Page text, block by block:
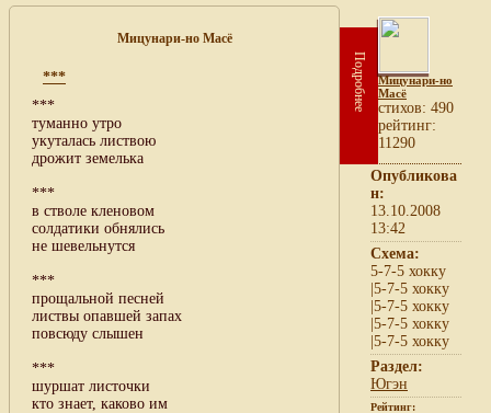
Мицунари-но Масё
***
***
туманно утро
укуталась листвою
дрожит земелька
***
в стволе кленовом
солдатики обнялись
не шевельнутся
***
прощальной песней
листвы опавшей запах
повсюду слышен
***
шуршат листочки
кто знает, каково им
Подробнее
Мицунари-но
Масё
cтихов: 490
рейтинг:
11290
Опубликова
н:
13.10.2008
13:42
Схема:
5-7-5 хокку
|5-7-5 хокку
|5-7-5 хокку
|5-7-5 хокку
|5-7-5 хокку
Раздел:
Югэн
Рейтинг: